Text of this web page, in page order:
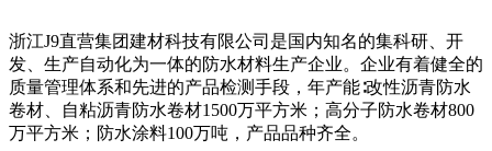
浙江J9直营集团建材科技有限公司是国内知名的集科研、开
发、生产自动化为一体的防水材料生产企业。企业有着健全的
质量管理体系和先进的产品检测手段，年产能∶改性沥青防水
卷材、自粘沥青防水卷材1500万平方米；高分子防水卷材800
万平方米；防水涂料100万吨，产品品种齐全。